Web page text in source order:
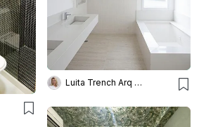
Luita Trench Arq & Interiores